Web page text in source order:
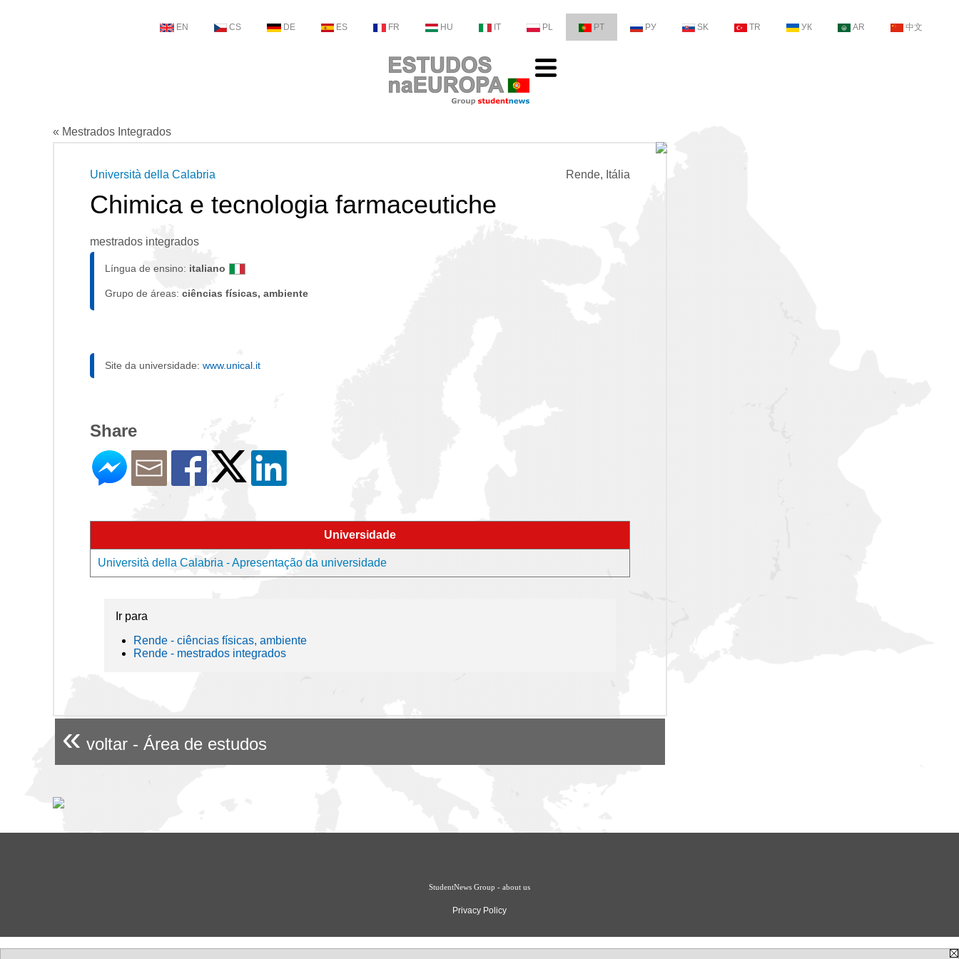
EN CS DE ES FR HU IT PL PT РУ SK TR УК AR 中文
« Mestrados Integrados
Rende, Itália
Università della Calabria
Chimica e tecnologia farmaceutiche
mestrados integrados
Língua de ensino: italiano
Grupo de áreas: ciências físicas, ambiente
Site da universidade: www.unical.it
Share
Universidade
Università della Calabria - Apresentação da universidade
Ir para
Rende - ciências físicas, ambiente
Rende - mestrados integrados
« voltar - Área de estudos
StudentNews Group - about us
Privacy Policy